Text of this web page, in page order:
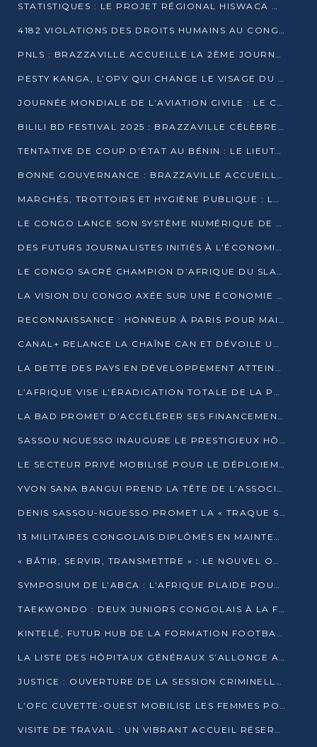
STATISTIQUES : LE PROJET RÉGIONAL HISWACA OFFICIELLEMENT LANCÉ AU CONGO
4182 VIOLATIONS DES DROITS HUMAINS AU CONGO EN 2025 SELON LE CAD
PNLS : BRAZZAVILLE ACCUEILLE LA 2ÈME JOURNÉE SCIENTIFIQUE SUR LE VIH/SIDA
PESTY KANGA, L’OPV QUI CHANGE LE VISAGE DU REPORTAGE AU CONGO
JOURNÉE MONDIALE DE L’AVIATION CIVILE : LE CONGO MISE SUR L’INNOVATION ET LA SÉCURITÉ
BILILI BD FESTIVAL 2025 : BRAZZAVILLE CÉLÈBRE DIX ANS DE CRÉATION GRAPHIQUE AFRICAINE
TENTATIVE DE COUP D’ÉTAT AU BÉNIN : LE LIEUTENANT-COLONEL TIGRI S’AUTOPROCLAME CHEF D’UN COMITÉ MILITAIRE
BONNE GOUVERNANCE : BRAZZAVILLE ACCUEILLE LES PREMIÈRES JOURNÉES CONGOLAISES DE L’ÉVALUATION
MARCHÉS, TROTTOIRS ET HYGIÈNE PUBLIQUE : LE GOUVERNEMENT DURCIT LE TON
LE CONGO LANCE SON SYSTÈME NUMÉRIQUE DE VÉRIFICATION DU BOIS
DES FUTURS JOURNALISTES INITIÉS À L’ÉCONOMIE BLEUE DURABLE
LE CONGO SACRÉ CHAMPION D’AFRIQUE DU SLAM 2025
LA VISION DU CONGO AXÉE SUR UNE ÉCONOMIE BAS CARBONE AU RENDEZ-VOUS DE MONACO 2025
RECONNAISSANCE : HONNEUR À PARIS POUR MAIXENT RAOUL OMINGA
CANAL+ RELANCE LA CHAÎNE CAN ET DÉVOILE UNE OFFRE EXCEPTIONNELLE POUR DÉCEMBRE
LA DETTE DES PAYS EN DÉVELOPPEMENT ATTEINT UN SOMMET HISTORIQUE ENTRE 2022 ET 2024
L’AFRIQUE VISE L’ÉRADICATION TOTALE DE LA POLIOMYÉLITE D’ICI 2026
LA BAD PROMET D’ACCÉLÉRER SES FINANCEMENTS AVEC LE MINISTÈRE DE L’ASSAINISSEMENT
SASSOU NGUESSO INAUGURE LE PRESTIGIEUX HÔTEL KEMPINSKI BRAZZAVILLE
LE SECTEUR PRIVÉ MOBILISÉ POUR LE DÉPLOIEMENT DE 19 MINI-CENTRALES SOLAIRES
YVON SANA BANGUI PREND LA TÊTE DE L’ASSOCIATION DES BANQUES CENTRALES AFRICAINES
DENIS SASSOU-NGUESSO PROMET LA « TRAQUE SANS RELÂCHE » DU GRAND BANDITISME
13 MILITAIRES CONGOLAIS DIPLÔMÉS EN MAINTENANCE INDUSTRIELLE APRÈS TROIS ANS DE FORMATION À L’UNIVERSITÉ MARIEN-NGOUABI
« BÂTIR, SERVIR, TRANSMETTRE » : LE NOUVEL OUVRAGE QUI INTERPELLE LES COLLECTIVITÉS
SYMPOSIUM DE L’ABCA : L’AFRIQUE PLAIDE POUR UN FINANCEMENT CLIMATIQUE ÉQUITABLE
TAEKWONDO : DEUX JUNIORS CONGOLAIS À LA FINALE D’OPEN SYRIES 2025 À ABIDJAN
KINTELÉ, FUTUR HUB DE LA FORMATION FOOTBALLISTIQUE AFRICAINE ?
LA LISTE DES HÔPITAUX GÉNÉRAUX S’ALLONGE AU CONGO
JUSTICE : OUVERTURE DE LA SESSION CRIMINELLE À BRAZZAVILLE AVEC 52 DOSSIERS AU RÔLE
L’OFC CUVETTE-OUEST MOBILISE LES FEMMES POUR ACCUEILLIR LE PRÉSIDENT DE LA RÉPUBLIQUE
VISITE DE TRAVAIL : UN VIBRANT ACCUEIL RÉSERVÉ À DENIS SASSOU-N’GUESSO PAR L’ASSOCIATION « LES AMIS DE WOMO »